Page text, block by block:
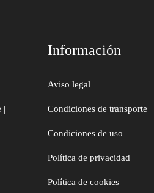
|
Información
Aviso legal
Condiciones de transporte
Condiciones de uso
Política de privacidad
Política de cookies